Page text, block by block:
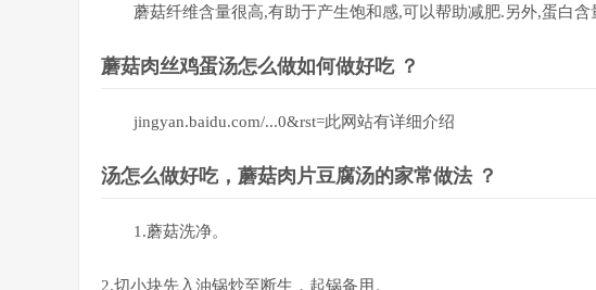
蘑菇纤维含量很高,有助于产生饱和感,可以帮助减肥.另外,蛋白含
蘑菇肉丝鸡蛋汤怎么做如何做好吃 ？
jingyan.baidu.com/...0&rst=此网站有详细介绍
汤怎么做好吃，蘑菇肉片豆腐汤的家常做法 ？
1.蘑菇洗净。
2.切小块先入油锅炒至断生，起锅备用。